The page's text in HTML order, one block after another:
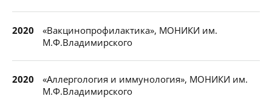
2020
«Вакцинопрофилактика», МОНИКИ им.
М.Ф.Владимирского
2020
«Аллергология и иммунология», МОНИКИ им.
М.Ф.Владимирского